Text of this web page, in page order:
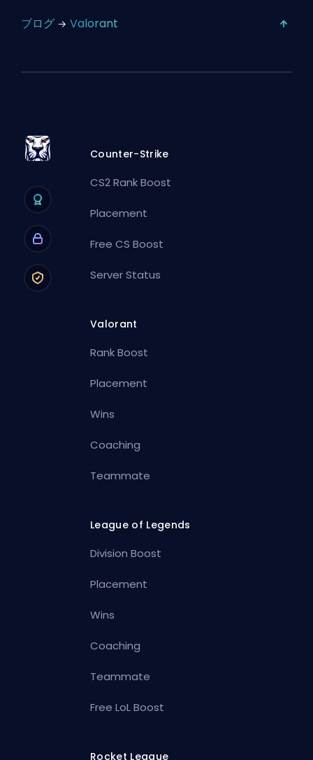
ブログ Valorant
Counter-Strike
CS2 Rank Boost
Placement
Free CS Boost
Server Status
Valorant
Rank Boost
Placement
Wins
Coaching
Teammate
League of Legends
Division Boost
Placement
Wins
Coaching
Teammate
Free LoL Boost
Rocket League